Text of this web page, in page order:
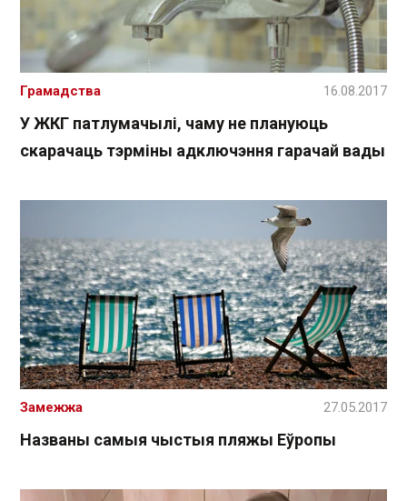
У ЖКГ патлумачылі, чаму не плануюць
скарачаць тэрміны адключэння гарачай вады
Грамадства 16.08.2017
Названы самыя чыстыя пляжы Еўропы
Замежжа 27.05.2017